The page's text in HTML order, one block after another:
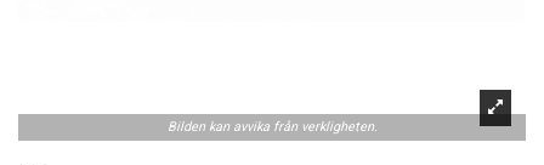
Bilden kan avvika från verkligheten.